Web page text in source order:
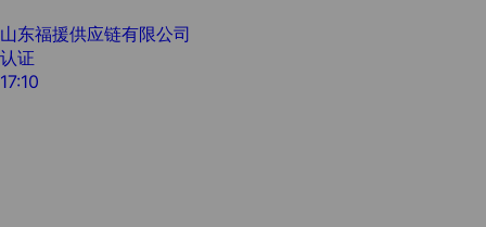
山东福援供应链有限公司
认证
17:10